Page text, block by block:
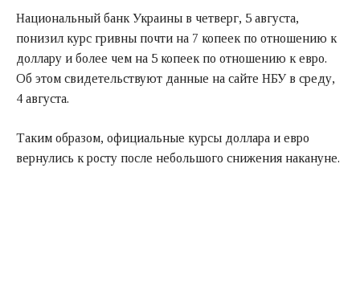
Национальный банк Украины в четверг, 5 августа,
понизил курс гривны почти на 7 копеек по отношению к
доллару и более чем на 5 копеек по отношению к евро.
Об этом свидетельствуют данные на сайте НБУ в среду,
4 августа.
Таким образом, официальные курсы доллара и евро
вернулись к росту после небольшого снижения накануне.